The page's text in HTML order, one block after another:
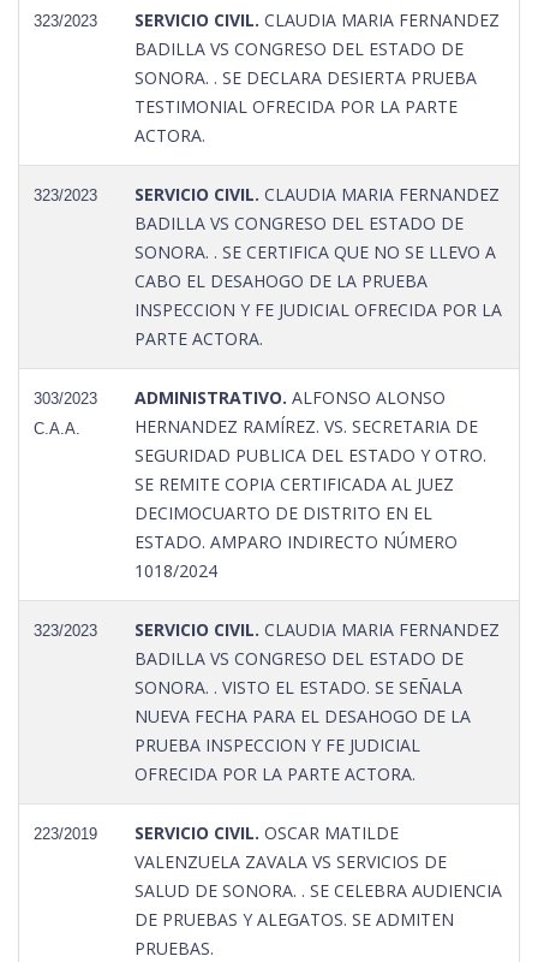
323/2023 SERVICIO CIVIL. CLAUDIA MARIA FERNANDEZ
BADILLA VS CONGRESO DEL ESTADO DE
SONORA. . SE DECLARA DESIERTA PRUEBA
TESTIMONIAL OFRECIDA POR LA PARTE
ACTORA.
323/2023 SERVICIO CIVIL. CLAUDIA MARIA FERNANDEZ
BADILLA VS CONGRESO DEL ESTADO DE
SONORA. . SE CERTIFICA QUE NO SE LLEVO A
CABO EL DESAHOGO DE LA PRUEBA
INSPECCION Y FE JUDICIAL OFRECIDA POR LA
PARTE ACTORA.
303/2023
C.A.A.
ADMINISTRATIVO. ALFONSO ALONSO
HERNANDEZ RAMÍREZ. VS. SECRETARIA DE
SEGURIDAD PUBLICA DEL ESTADO Y OTRO.
SE REMITE COPIA CERTIFICADA AL JUEZ
DECIMOCUARTO DE DISTRITO EN EL
ESTADO. AMPARO INDIRECTO NÚMERO
1018/2024
323/2023 SERVICIO CIVIL. CLAUDIA MARIA FERNANDEZ
BADILLA VS CONGRESO DEL ESTADO DE
SONORA. . VISTO EL ESTADO. SE SEÑALA
NUEVA FECHA PARA EL DESAHOGO DE LA
PRUEBA INSPECCION Y FE JUDICIAL
OFRECIDA POR LA PARTE ACTORA.
223/2019 SERVICIO CIVIL. OSCAR MATILDE
VALENZUELA ZAVALA VS SERVICIOS DE
SALUD DE SONORA. . SE CELEBRA AUDIENCIA
DE PRUEBAS Y ALEGATOS. SE ADMITEN
PRUEBAS.